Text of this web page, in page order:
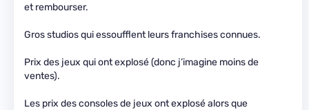
et rembourser.
Gros studios qui essoufflent leurs franchises connues.
Prix des jeux qui ont explosé (donc j’imagine moins de
ventes).
Les prix des consoles de jeux ont explosé alors que